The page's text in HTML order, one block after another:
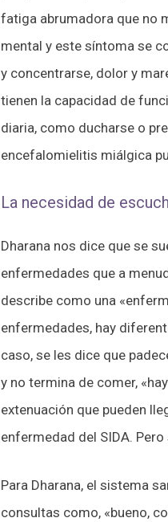
fatiga abrumadora que no
mental y este síntoma se
y concentrarse, dolor y
tienen la capacidad de
diaria, como ducharse o
encefalomielitis miálgica
La necesidad de
Dharana nos dice que se
enfermedades que a
describe como una
enfermedades, hay
caso, se les dice que
y no termina de comer,
extenuación que pueden
enfermedad del SIDA.
Para Dharana, el sistema
consultas como, «bueno,